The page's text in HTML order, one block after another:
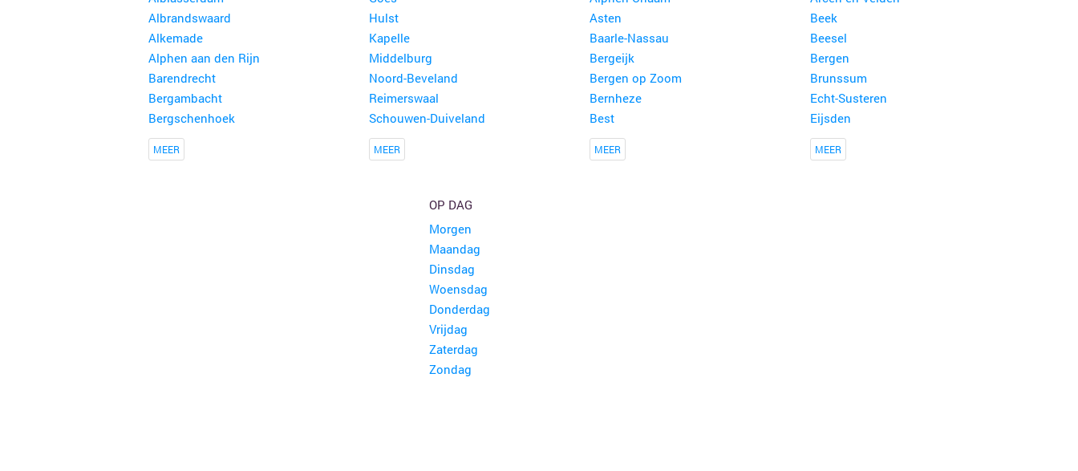
Albrandswaard
Alkemade
Alphen aan den Rijn
Barendrecht
Bergambacht
Bergschenhoek
MEER
Hulst
Kapelle
Middelburg
Noord-Beveland
Reimerswaal
Schouwen-Duiveland
MEER
Asten
Baarle-Nassau
Bergeijk
Bergen op Zoom
Bernheze
Best
MEER
Beek
Beesel
Bergen
Brunssum
Echt-Susteren
Eijsden
MEER
OP DAG
Morgen
Maandag
Dinsdag
Woensdag
Donderdag
Vrijdag
Zaterdag
Zondag